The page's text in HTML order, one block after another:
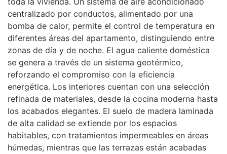
centralizado por conductos, alimentado por una
bomba de calor, permite el control de temperatura en
diferentes áreas del apartamento, distinguiendo entre
zonas de día y de noche. El agua caliente doméstica
se genera a través de un sistema geotérmico,
reforzando el compromiso con la eficiencia
energética. Los interiores cuentan con una selección
refinada de materiales, desde la cocina moderna hasta
los acabados elegantes. El suelo de madera laminada
de alta calidad se extiende por los espacios
habitables, con tratamientos impermeables en áreas
húmedas, mientras que las terrazas están acabadas